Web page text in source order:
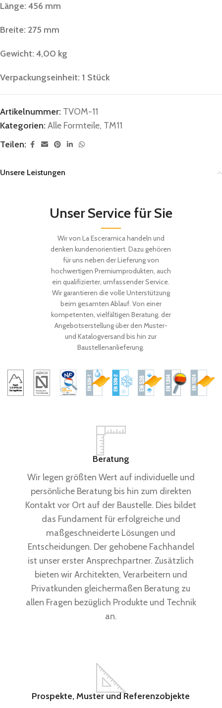
Länge: 456 mm
Breite: 275 mm
Gewicht: 4,00 kg
Verpackungseinheit: 1 Stück
Artikelnummer: TVOM-11
Kategorien: Alle Formteile, TM11
Teilen:
Unsere Leistungen
Unser Service für Sie
Wir von La Esceramica handeln und
denken kundenorientiert. Dazu gehören
für uns neben der Lieferung von
hochwertigen Premiumprodukten, auch
ein qualifizierter, umfassender Service.
Wir garantieren die volle Unterstützung
beim gesamten Ablauf. Von einer
kompetenten, vielfältigen Beratung, der
Angebotserstellung über den Muster-
und Katalogversand bis hin zur
Baustellenanlieferung.
Beratung
Wir legen größten Wert auf individuelle und
persönliche Beratung bis hin zum direkten
Kontakt vor Ort auf der Baustelle. Dies bildet
das Fundament für erfolgreiche und
maßgeschneiderte Lösungen und
Entscheidungen. Der gehobene Fachhandel
ist unser erster Ansprechpartner. Zusätzlich
bieten wir Architekten, Verarbeitern und
Privatkunden gleichermaßen Beratung zu
allen Fragen bezüglich Produkte und Technik
an.
Prospekte, Muster und Referenzobjekte